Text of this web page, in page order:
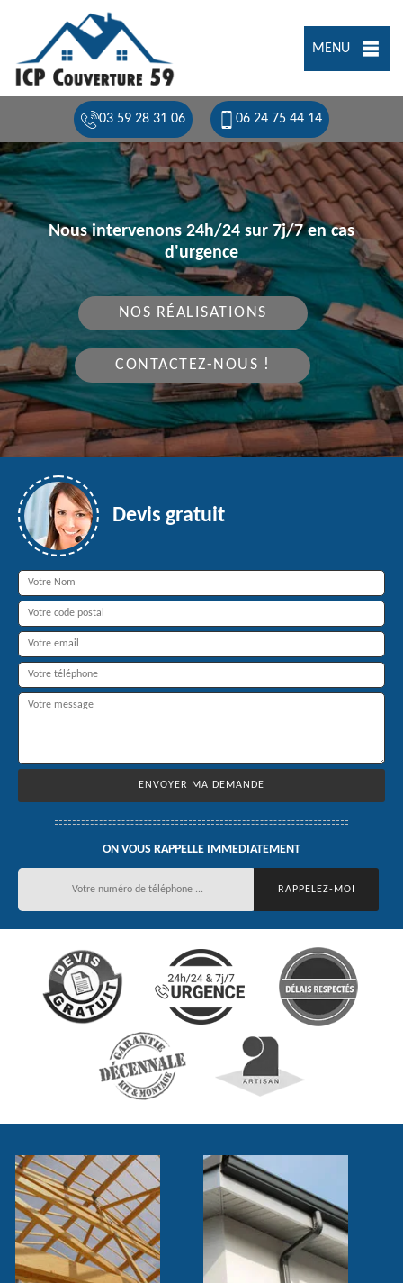
MENU
03 59 28 31 06 06 24 75 44 14
Nous intervenons 24h/24 sur 7j/7 en cas
d'urgence
NOS RÉALISATIONS
CONTACTEZ-NOUS !
Devis gratuit
ON VOUS RAPPELLE IMMEDIATEMENT